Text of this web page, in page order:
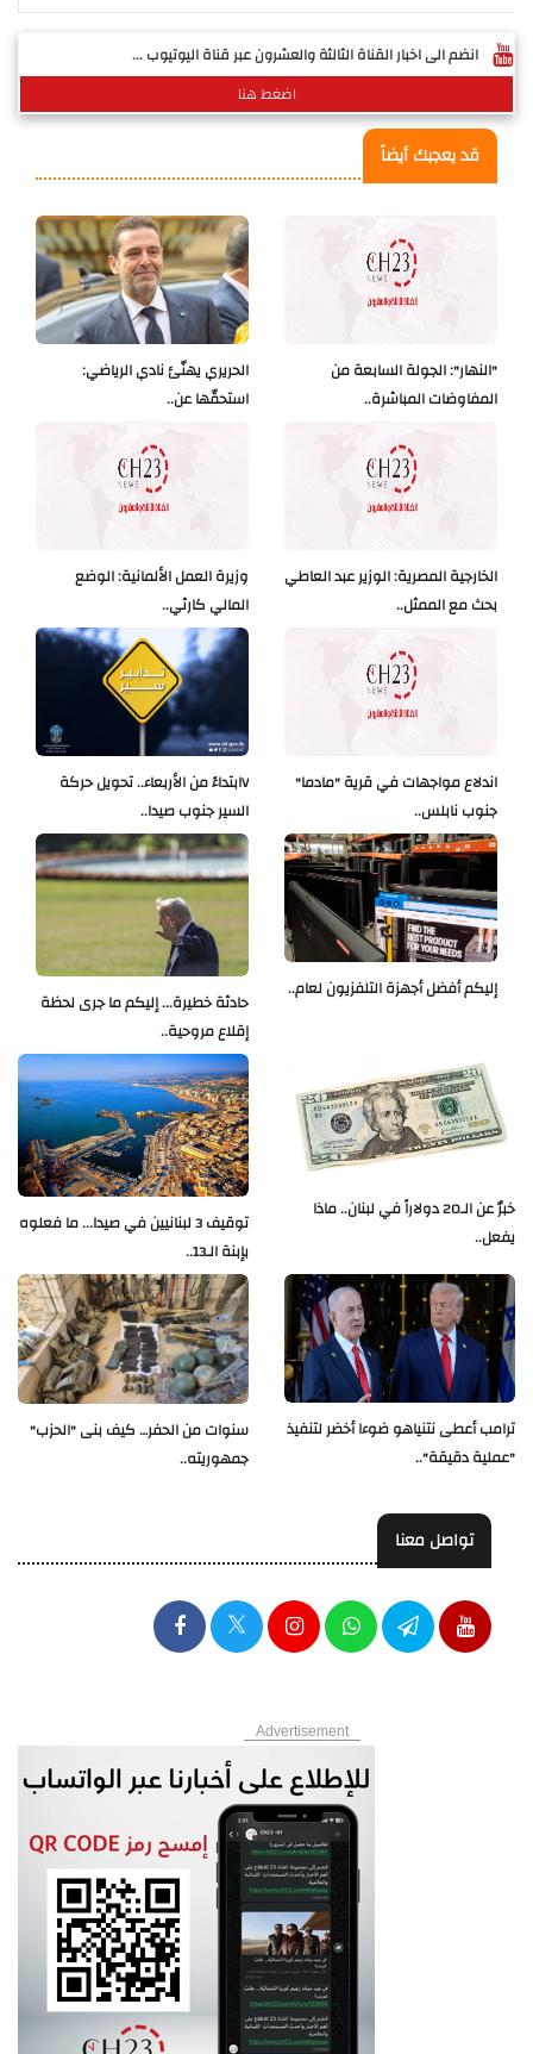
انضم الى اخبار القناة الثالثة والعشرون عبر قناة اليوتيوب ...
اضغط هنا
قد يعجبك أيضاً
الحريري يهنّئ نادي الرياضي:
استحقّها عن..
"النهار": الجولة السابعة من
المفاوضات المباشرة..
وزيرة العمل الألمانية: الوضع
المالي كارثي..
الخارجية المصرية: الوزير عبد العاطي
بحث مع الممثل..
Vابتداءً من الأربعاء.. تحويل حركة
السير جنوب صيدا..
اندلاع مواجهات في قرية "مادما"
جنوب نابلس..
حادثة خطيرة... إليكم ما جرى لحظة
إقلاع مروحية..
إليكم أفضل أجهزة التلفزيون لعام..
توقيف 3 لبنانيين في صيدا... ما فعلوه
بإبنة الـ13..
خبرٌ عن الـ20 دولاراً في لبنان.. ماذا
يفعل..
سنوات من الحفر… كيف بنى "الحزب"
جمهوريته..
ترامب أعطى نتنياهو ضوءا أخضر لتنفيذ
"عملية دقيقة"..
تواصل معنا
Advertisement